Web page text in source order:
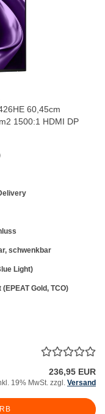
60,45cm
1500:1 HDMI DP
schwenkbar
Light)
Gold, TCO)
236,95 EUR
19% MwSt. zzgl. Versand